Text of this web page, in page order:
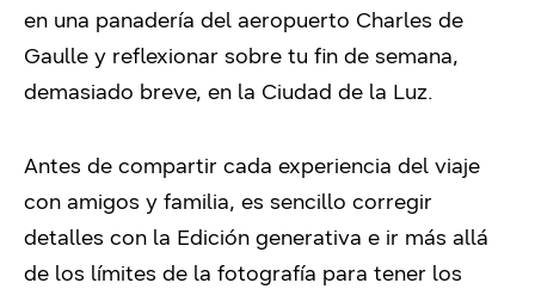
en una panadería del aeropuerto Charles de
Gaulle y reflexionar sobre tu fin de semana,
demasiado breve, en la Ciudad de la Luz.
Antes de compartir cada experiencia del viaje
con amigos y familia, es sencillo corregir
detalles con la Edición generativa e ir más allá
de los límites de la fotografía para tener los